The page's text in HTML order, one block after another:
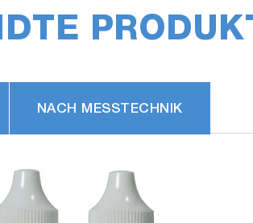
NACH MESSTECHNIK